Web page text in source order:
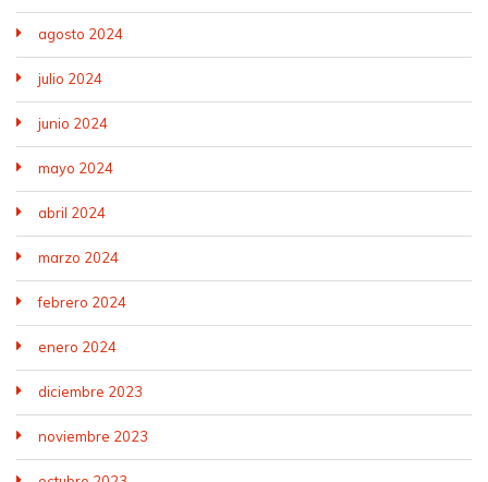
agosto 2024
julio 2024
junio 2024
mayo 2024
abril 2024
marzo 2024
febrero 2024
enero 2024
diciembre 2023
noviembre 2023